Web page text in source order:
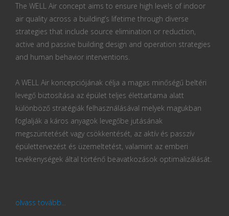
The WELL Air concept aims to ensure high levels of indoor
air quality across a building’s lifetime through diverse
strategies that include source elimination or reduction,
active and passive building design and operation strategies
and human behavior interventions.
A WELL Air koncepciójának célja a magas minőségű beltéri
levegő biztosítása az épület teljes élettartama alatt
különböző stratégiák felhasználásával melyek magukban
foglalják a káros anyagok levegőbe jutásának
megszüntetését vagy csökkentését, az aktív és passzív
épülettervezést és üzemeltetést, valamint az emberi
tevékenységek által történő beavatkozások optimalizálását.
olvass tovább...